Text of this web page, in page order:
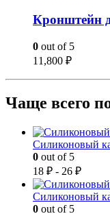
Кронштейн
0 out of 5
11,800 ₽
Чаще всего
Силиконовый
0 out of 5
18 ₽ - 26 ₽
Силиконовый
0 out of 5